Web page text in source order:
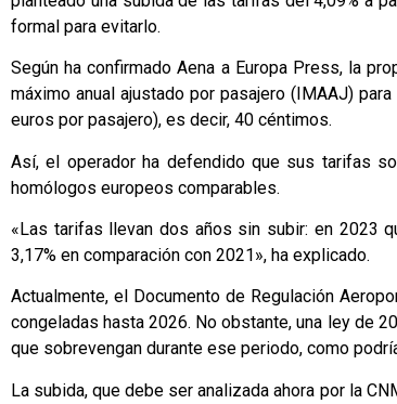
formal para evitarlo.
Según ha confirmado Aena a Europa Press, la
máximo anual ajustado por pasajero (IMAAJ)
euros por pasajero), es decir, 40 céntimos.
Así, el operador ha defendido que sus tarifas
homólogos europeos comparables.
«Las tarifas llevan dos años sin subir: en 2023
3,17% en comparación con 2021», ha explicado.
Actualmente, el Documento de Regulación
congeladas hasta 2026. No obstante, una ley de
que sobrevengan durante ese periodo, como
La subida, que debe ser analizada ahora por la